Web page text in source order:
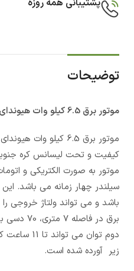
توضیحات
موتور برق 6.5 کیلو وات هیوندای مدل HG9650-PG
کیفیت و تحت لیسانس کره
موتور به صورت الکتریکی و
سیلندر چهار زمانه می باشد.
باشد و می تواند ولتاژ خروجی
برق در
دوم توان می
زیر آورده شده است.